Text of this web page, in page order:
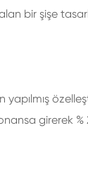
bir şişe
girerek %